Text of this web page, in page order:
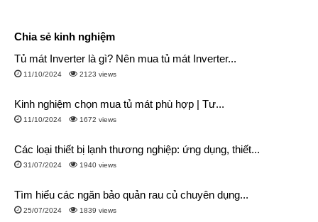
chính hãng giá rẻ
kho Điện máy siêu rẻ
Thanh toán bằng mọi hình thức
Ưu đãi khi mua từ sản phẩm thứ 2
Chia sẻ kinh nghiệm
Tủ mát Inverter là gì? Nên mua tủ mát Inverter...
11/10/2024 2123 views
Kinh nghiệm chọn mua tủ mát phù hợp | Tư...
11/10/2024 1672 views
Các loại thiết bị lạnh thương nghiệp: ứng dụng, thiết...
31/07/2024 1940 views
Tìm hiểu các ngăn bảo quản rau củ chuyên dụng...
25/07/2024 1839 views